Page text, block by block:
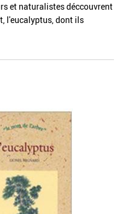
et naturalistes déccouvrent
l'eucalyptus, dont ils